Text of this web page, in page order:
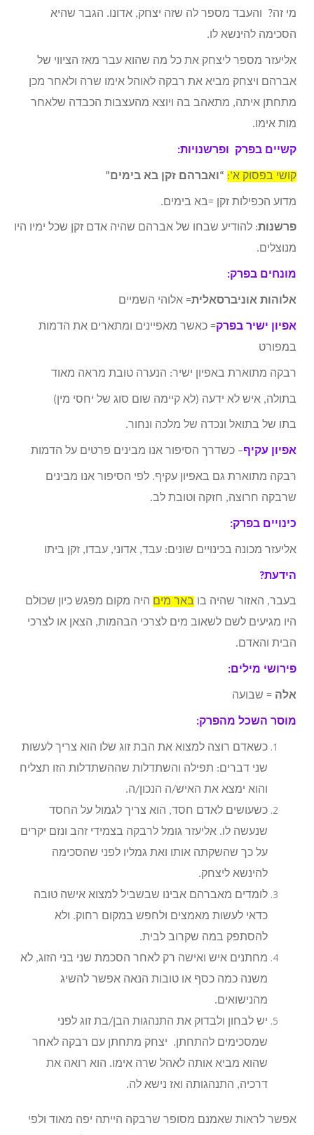
מי זה? והעבד מספר לה שזה יצחק, אדונו. הגבר שהיא
הסכימה להינשא לו.
אליעזר מספר ליצחק את כל מה שהוא עבר מאז הציווי של
אברהם ויצחק מביא את רבקה לאוהל אימו שרה ולאחר מכן
מתחתן איתה, מתאהב בה ויוצא מהעצבות הכבדה שלאחר
מות אימו.
קשיים בפרק ופרשנויות:
קושי בפסוק א’: “ואברהם זקן בא בימים”
מדוע הכפילות זקן =בא בימים.
פרשנות: להודיע שבחו של אברהם שהיה אדם זקן שכל ימיו היו
מנוצלים.
מונחים בפרק:
אלוהות אוניברסאלית= אלוהי השמיים
אפיון ישיר בפרק= כאשר מאפיינים ומתארים את הדמות
במפורט
רבקה מתוארת באפיון ישיר: הנערה טובת מראה מאוד
בתולה, איש לא ידעה (לא קיימה שום סוג של יחסי מין)
בתו של בתואל ונכדה של מלכה ונחור.
אפיון עקיף– כשדרך הסיפור אנו מבינים פרטים על הדמות
רבקה מתוארת גם באפיון עקיף. לפי הסיפור אנו מבינים
שרבקה חרוצה, חזקה וטובת לב.
כינויים בפרק:
אליעזר מכונה בכינויים שונים: עבד, אדוני, עבדו, זקן ביתו
הידעת?
בעבר, האזור שהיה בו באר מים היה מקום מפגש כיון שכולם
היו מגיעים לשם לשאוב מים לצרכי הבהמות, הצאן או לצרכי
הבית והאדם.
פירושי מילים:
אלה = שבועה
מוסר השכל מהפרק:
כשאדם רוצה למצוא את הבת זוג שלו הוא צריך לעשות
שני דברים: תפילה והשתדלות שההשתדלות הזו תצליח
והוא ימצא את האיש/ה הנכון/ה.
כשעושים לאדם חסד, הוא צריך לגמול על החסד
שנעשה לו. אליעזר גומל לרבקה בצמידי זהב ונזם יקרים
על כך שהשקתה אותו ואת גמליו לפני שהסכימה
להינשא ליצחק.
לומדים מאברהם אבינו שבשביל למצוא אישה טובה
כדאי לעשות מאמצים ולחפש במקום רחוק. ולא
להסתפק במה שקרוב לבית.
מחתנים איש ואישה רק לאחר הסכמת שני בני הזוג, לא
משנה כמה כסף או טובות הנאה אפשר להשיג
מהנישואים.
יש לבחון ולבדוק את התנהגות הבן/בת זוג לפני
שמסכימים להתחתן. יצחק מתחתן עם רבקה לאחר
שהוא מביא אותה לאהל שרה אימו. הוא רואה את
דרכיה, התנהגותה ואז נישא לה.
אפשר לראות שאמנם מסופר שרבקה הייתה יפה מאוד ולפי